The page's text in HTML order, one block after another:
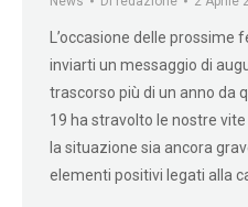
L’occasione delle prossime
inviarti un messaggio di
trascorso più di un anno da
19 ha stravolto le nostre
la situazione sia ancora
elementi positivi legati alla